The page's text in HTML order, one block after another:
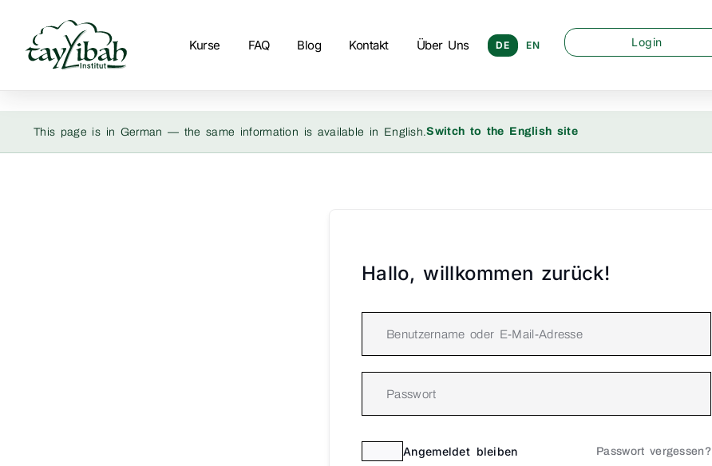
Kurse FAQ Blog Kontakt Über Uns DE EN Login
This page is in German — the same information is available in English.Switch to the English site
Hallo, willkommen zurück!
Angemeldet bleiben Passwort vergessen?